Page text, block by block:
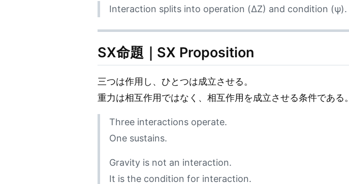
Interaction splits into operation (ΔZ) and condition (ψ).
SX命題｜SX Proposition
三つは作用し、ひとつは成立させる。
重力は相互作用ではなく、相互作用を成立させる条件である。
Three interactions operate.
One sustains.
Gravity is not an interaction.
It is the condition for interaction.